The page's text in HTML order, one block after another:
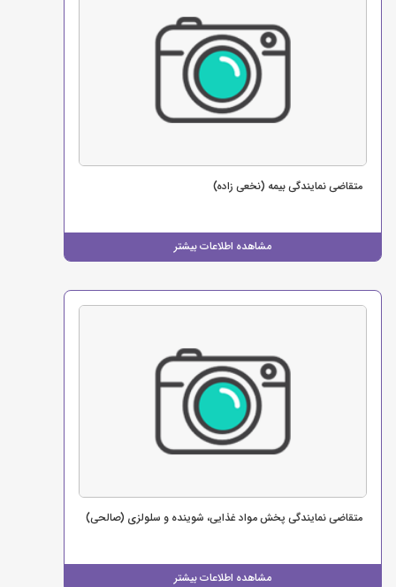
مشاهده اطلاعات بیشتر
متقاضی نمایندگی بیمه (نخعی زاده)
مشاهده اطلاعات بیشتر
متقاضی نمایندگی پخش مواد غذایی، شوینده و سلولزی (صالحی)